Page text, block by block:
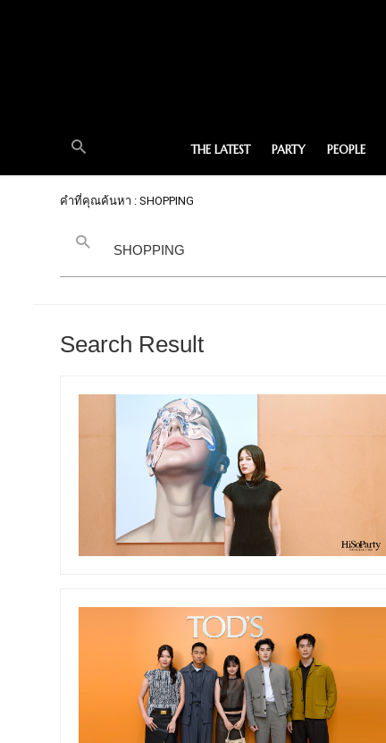
THE LATEST PARTY PEOPLE
คำที่คุณค้นหา : SHOPPING
Search Result